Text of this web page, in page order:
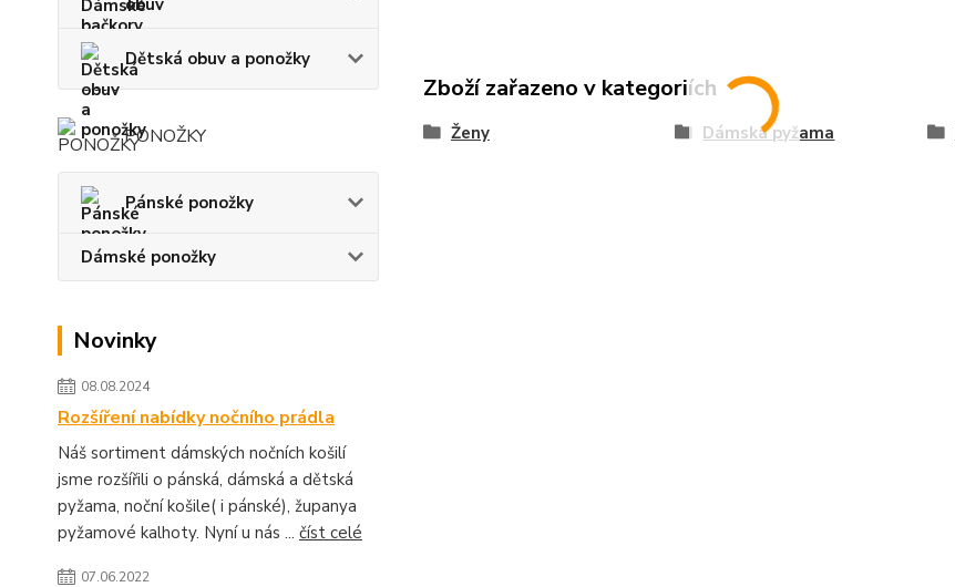
Dětská obuv a ponožky
PONOŽKY
Pánské ponožky
Dámské ponožky
Novinky
08.08.2024
Rozšíření nabídky nočního prádla
Náš sortiment dámských nočních košilí
jsme rozšířili o pánská, dámská a dětská
pyžama, noční košile( i pánské), županya
pyžamové kalhoty. Nyní u nás ... číst celé
07.06.2022
Zboží zařazeno v kategoriích
Ženy Dámská pyžama